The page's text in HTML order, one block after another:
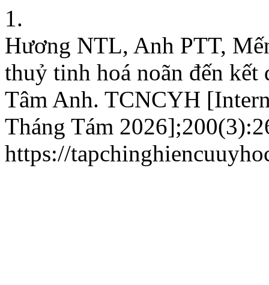
1.
Hương NTL, Anh PTT,
thuỷ tinh hoá noãn đến
Tâm Anh. TCNCYH
Tháng Tám
https://